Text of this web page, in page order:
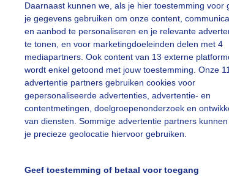
Daarnaast kunnen we, als je hier toestemming voor
je gegevens gebruiken om onze content,
en aanbod te personaliseren en je relevante
te tonen, en voor marketingdoeleinden delen met 4
mediapartners. Ook content van 13 externe
wordt enkel getoond met jouw toestemming. Onze
advertentie partners gebruiken cookies voor
gepersonaliseerde advertenties, advertentie- en
contentmetingen, doelgroepenonderzoek en
van diensten. Sommige advertentie partners
je precieze geolocatie hiervoor gebruiken.
Geef toestemming of betaal voor toegang
Zon
slideshow